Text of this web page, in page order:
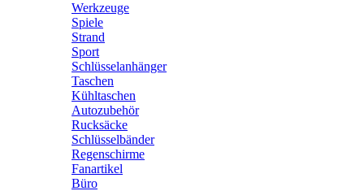
Werkzeuge
Spiele
Strand
Sport
Schlüsselanhänger
Taschen
Kühltaschen
Autozubehör
Rucksäcke
Schlüsselbänder
Regenschirme
Fanartikel
Büro